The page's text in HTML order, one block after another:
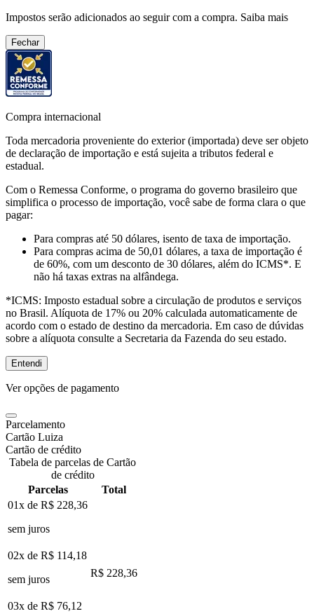
Impostos serão adicionados ao seguir com a compra. Saiba mais
Fechar
Compra internacional
Toda mercadoria proveniente do exterior (importada) deve ser objeto
de declaração de importação e está sujeita a tributos federal e
estadual.
Com o Remessa Conforme, o programa do governo brasileiro que
simplifica o processo de importação, você sabe de forma clara o que
pagar:
Para compras até 50 dólares, isento de taxa de importação.
Para compras acima de 50,01 dólares, a taxa de importação é
de 60%, com um desconto de 30 dólares, além do ICMS*. E
não há taxas extras na alfândega.
*ICMS: Imposto estadual sobre a circulação de produtos e serviços
no Brasil. Alíquota de 17% ou 20% calculada automaticamente de
acordo com o estado de destino da mercadoria. Em caso de dúvidas
sobre a alíquota consulte a Secretaria da Fazenda do seu estado.
Entendi
Ver opções de pagamento
Parcelamento
Cartão Luiza
Cartão de crédito
Tabela de parcelas de Cartão
de crédito
Parcelas
Total
01x de R$ 228,36
sem juros
02x de R$ 114,18
sem juros
R$ 228,36
03x de R$ 76,12